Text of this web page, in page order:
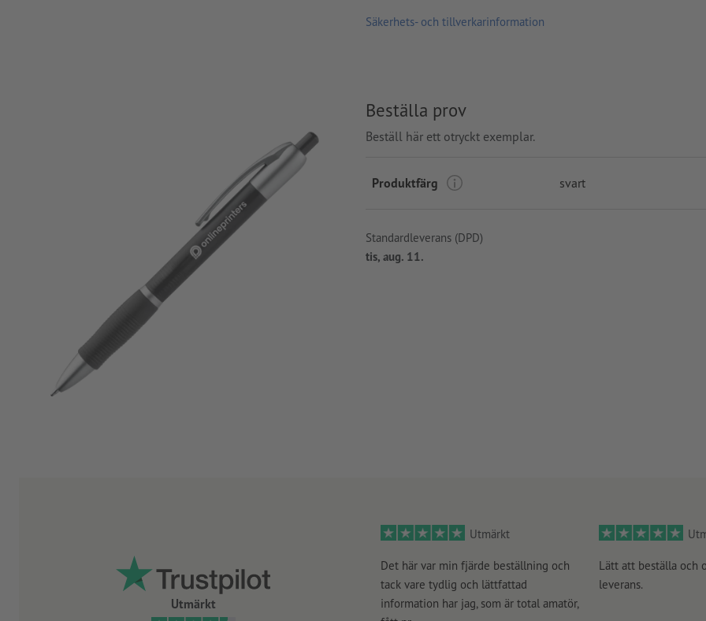
Säkerhets- och tillverkarinformation
Beställa prov
Beställ här ett otryckt exemplar.
Produktfärg svart
Standardleverans (DPD)
tis, aug. 11.
Utmärkt
Utmärkt
Det här var min fjärde beställning och
tack vare tydlig och lättfattad
information har jag, som är total amatör,
Lätt att beställa och
leverans.